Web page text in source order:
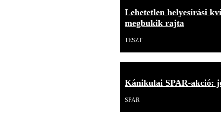
Lehetetlen helyesírási
megbukik rajta
TESZT
Kánikulai SPAR-akció:
SPAR